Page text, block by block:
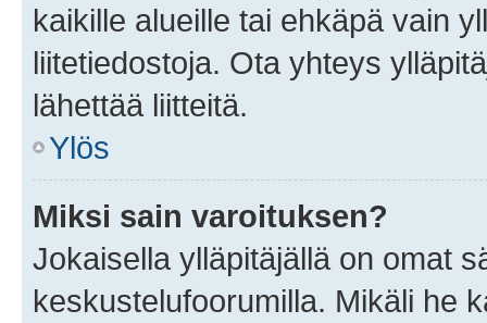
kaikille alueille tai ehkäpä vain
liitetiedostoja. Ota yhteys
lähettää liitteitä.
Ylös
Miksi sain varoituksen?
Jokaisella ylläpitäjällä on omat
keskustelufoorumilla. Mikäli he